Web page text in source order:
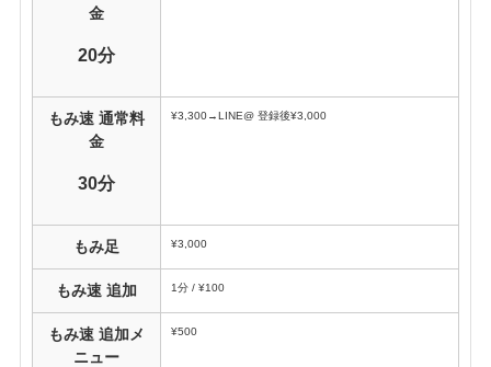
金
20分
もみ速 通常料
金
30分
¥3,300→LINE@ 登録後¥3,000
もみ足 ¥3,000
もみ速 追加 1分 / ¥100
もみ速 追加メ
ニュー
¥500